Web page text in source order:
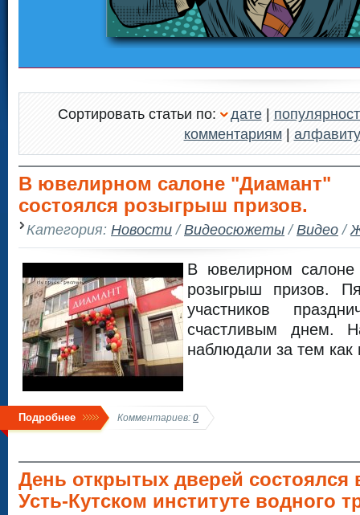
Сортировать статьи по: дате|
комментариям| алфавиту
В ювелирном салоне "Диамант"
состоялся розыгрыш призов.
Категория: Новости/Видеосюжеты/Видео/
В ювелирном салоне
розыгрыш призов.
участников
счастливым днем.
наблюдали за тем
Подробнее Комментариев: 0
День открытых дверей состоялся
Усть-Кутском институте водного